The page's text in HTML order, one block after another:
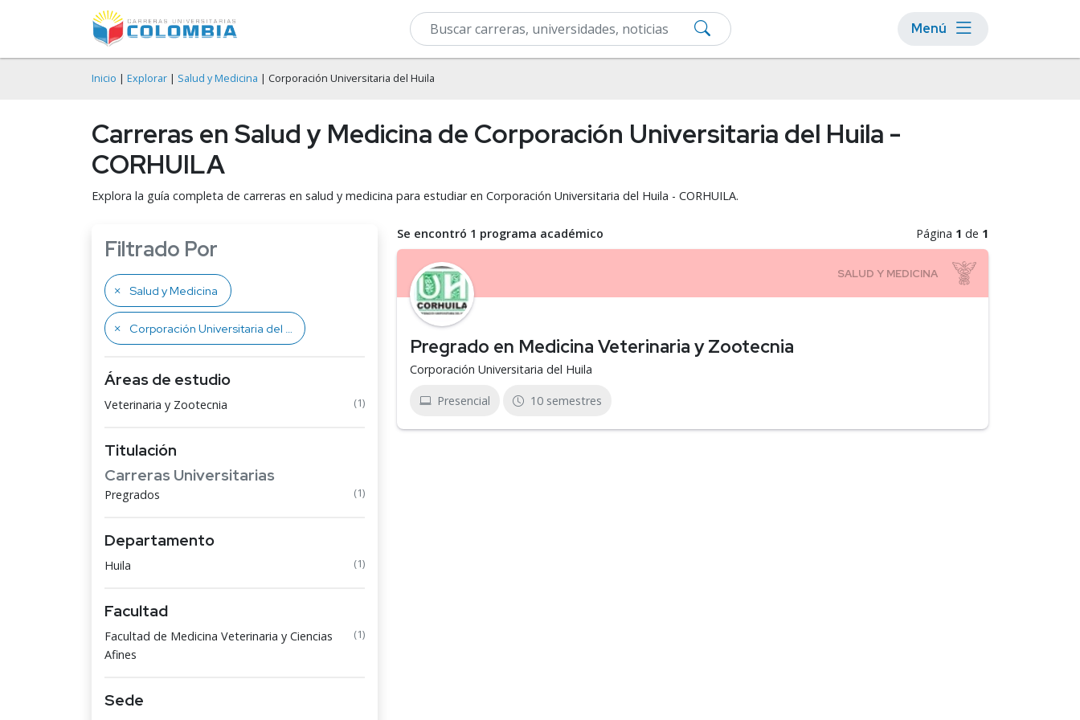
Menú
Inicio | Explorar | Salud y Medicina | Corporación Universitaria del Huila
Carreras en Salud y Medicina de Corporación Universitaria del Huila -
CORHUILA
Explora la guía completa de carreras en salud y medicina para estudiar en Corporación Universitaria del Huila - CORHUILA.
Filtrado Por
Salud y Medicina
Corporación Universitaria del Huila
Áreas de estudio
Veterinaria y Zootecnia (1)
Titulación
Carreras Universitarias
Pregrados (1)
Departamento
Huila (1)
Facultad
Facultad de Medicina Veterinaria y Ciencias
Afines
(1)
Sede
Se encontró 1 programa académico Página 1 de 1
Pregrado en Medicina Veterinaria y Zootecnia
Corporación Universitaria del Huila
Presencial 10 semestres